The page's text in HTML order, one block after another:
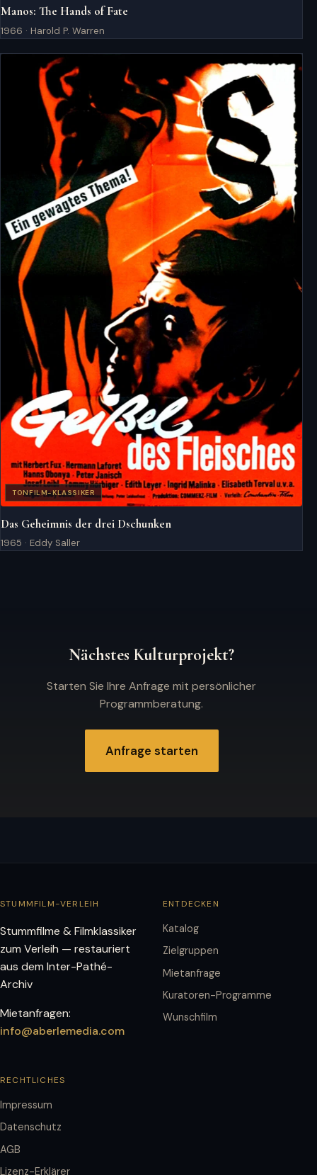
Manos: The Hands of Fate
1966 · Harold P. Warren
TONFILM-KLASSIKER
Das Geheimnis der drei Dschunken
1965 · Eddy Saller
Nächstes Kulturprojekt?
Starten Sie Ihre Anfrage mit persönlicher
Programmberatung.
Anfrage starten
STUMMFILM-VERLEIH
Stummfilme & Filmklassiker
zum Verleih — restauriert
aus dem Inter-Pathé-
Archiv
Mietanfragen:
info@aberlemedia.com
ENTDECKEN
Katalog
Zielgruppen
Mietanfrage
Kuratoren-Programme
Wunschfilm
RECHTLICHES
Impressum
Datenschutz
AGB
Lizenz-Erklärer